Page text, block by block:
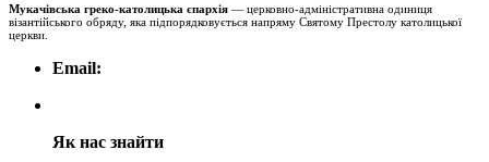
Мукачівська греко-католицька єпархія — церковно-адміністративна одиниця
візантійського обряду, яка підпорядковується напряму Святому Престолу католицької
церкви.
Email:
Як нас знайти